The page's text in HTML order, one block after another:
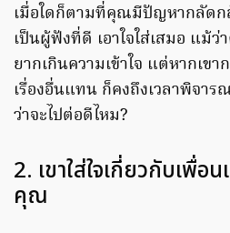
เมื่อใดก็ตามที่คุณมีปัญหากลัดก
เป็นผู้ฟังที่ดี เอาใจใส่เสมอ แม้
ยากเกินความเข้าใจ แต่หากเข
เรื่องอื่นแทน ก็คงถึงเวลาพิจา
ว่าจะไปต่อดีไหม?
2. เขาใส่ใจเกี่ยวกับเพื่อ
คุณ